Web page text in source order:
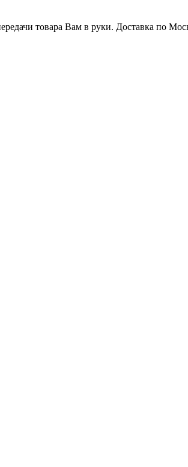
товара Вам в руки. Доставка по